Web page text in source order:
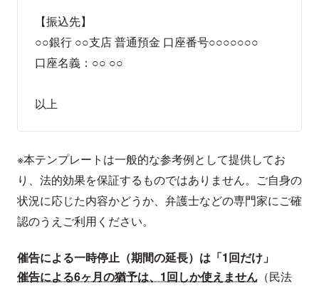
【振込先】
○○銀行 ○○支店 普通預金 口座番号○○○○○○○
口座名義：○○ ○○
以上
※本テンプレートは一般的な参考例として提供してお
り、法的効果を保証するものではありません。ご自身の
状況に応じた内容かどうか、弁護士などの専門家にご確
認のうえご利用ください。
催告による一時停止（期間の延長）は「1回だけ」
催告による6ヶ月の猶予は、1回しか使えません （民法